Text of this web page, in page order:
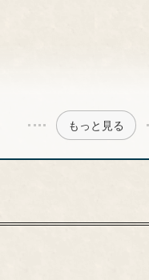
もっと見る